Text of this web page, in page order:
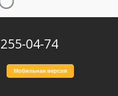
04-74
Мобильная версия